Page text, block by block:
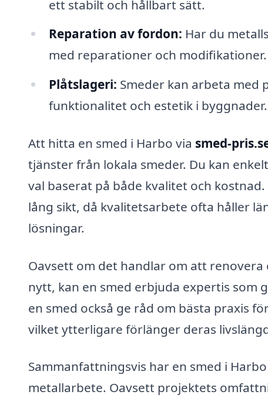
ett stabilt och hållbart sätt.
Reparation av fordon: Har du
med reparationer och modifikationer.
Plåtslageri: Smeder kan arbeta med
funktionalitet och estetik i byggnader.
Att hitta en smed i Harbo via smed-
tjänster från lokala smeder. Du kan
val baserat på både kvalitet och
lång sikt, då kvalitetsarbete ofta håller
lösningar.
Oavsett om det handlar om att
nytt, kan en smed erbjuda expertis som
en smed också ge råd om bästa praxis
vilket ytterligare förlänger deras
Sammanfattningsvis har en smed i
metallarbete. Oavsett projektets